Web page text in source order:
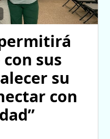
sus
su
con